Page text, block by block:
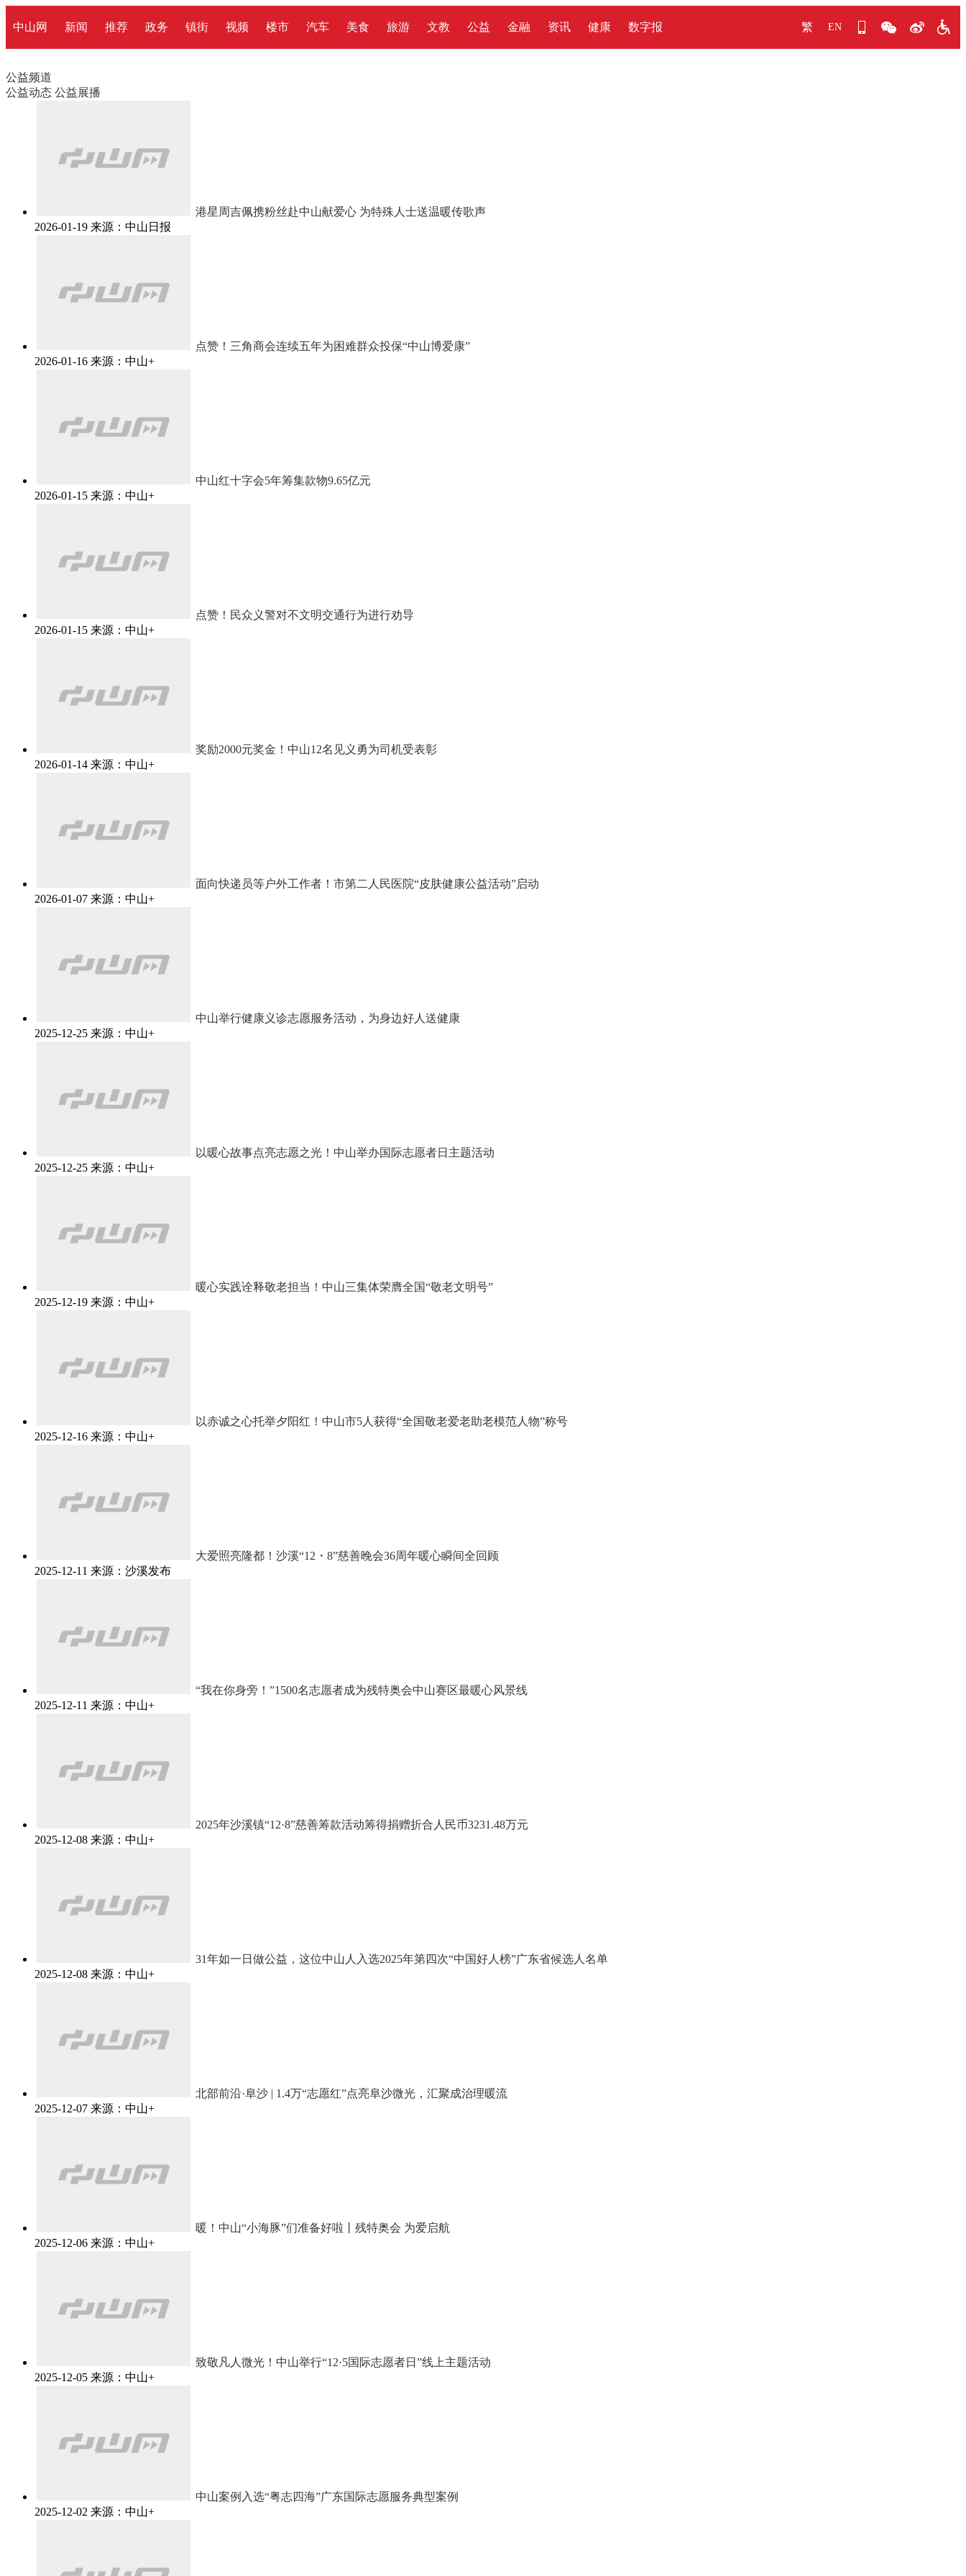
中山网 新闻 推荐 政务 镇街 视频 楼市 汽车 美食 旅游 文教 公益 金融 资讯 健康 数字报 繁 EN
公益频道
公益动态 公益展播
港星周吉佩携粉丝赴中山献爱心 为特殊人士送温暖传歌声
2026-01-19 来源：中山日报
点赞！三角商会连续五年为困难群众投保“中山博爱康”
2026-01-16 来源：中山+
中山红十字会5年筹集款物9.65亿元
2026-01-15 来源：中山+
点赞！民众义警对不文明交通行为进行劝导
2026-01-15 来源：中山+
奖励2000元奖金！中山12名见义勇为司机受表彰
2026-01-14 来源：中山+
面向快递员等户外工作者！市第二人民医院“皮肤健康公益活动”启动
2026-01-07 来源：中山+
中山举行健康义诊志愿服务活动，为身边好人送健康
2025-12-25 来源：中山+
以暖心故事点亮志愿之光！中山举办国际志愿者日主题活动
2025-12-25 来源：中山+
暖心实践诠释敬老担当！中山三集体荣膺全国“敬老文明号”
2025-12-19 来源：中山+
以赤诚之心托举夕阳红！中山市5人获得“全国敬老爱老助老模范人物”称号
2025-12-16 来源：中山+
大爱照亮隆都！沙溪“12・8”慈善晚会36周年暖心瞬间全回顾
2025-12-11 来源：沙溪发布
“我在你身旁！”1500名志愿者成为残特奥会中山赛区最暖心风景线
2025-12-11 来源：中山+
2025年沙溪镇“12·8”慈善筹款活动筹得捐赠折合人民币3231.48万元
2025-12-08 来源：中山+
31年如一日做公益，这位中山人入选2025年第四次“中国好人榜”广东省候选人名单
2025-12-08 来源：中山+
北部前沿·阜沙 | 1.4万“志愿红”点亮阜沙微光，汇聚成治理暖流​
2025-12-07 来源：中山+
暖！中山“小海豚”们准备好啦丨残特奥会 为爱启航
2025-12-06 来源：中山+
致敬凡人微光！中山举行“12·5国际志愿者日”线上主题活动
2025-12-05 来源：中山+
中山案例入选“粤志四海”广东国际志愿服务典型案例
2025-12-02 来源：中山+